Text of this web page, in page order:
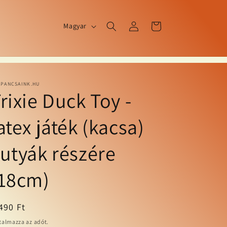
N
e
Magyar BejelentkezésKosár
Duck Toy -
játék (kacsa)
részére
Ft
az adót.